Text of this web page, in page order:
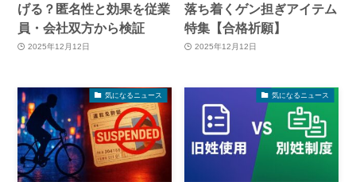
げる？匿名性と効果を従業
員・会社双方から検証
2025年12月12日
落ち着くゲン担ぎアイテム
特集【合格祈願】
2025年12月12日
気になるニュース 気になるニュース